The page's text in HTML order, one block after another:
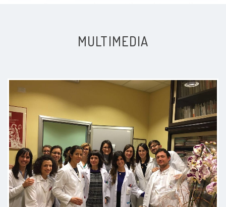
adeguate
Ottima esperienza nel campo della
visuta e dell'intervento
Paziente
MULTIMEDIA